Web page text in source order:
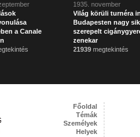
a Canale
1935. november
Világ körüli turnéra
Budapesten nagy
szerepelt
zenekar
21939 megtekintés
Főoldal
Témák
Személyek
Helyek